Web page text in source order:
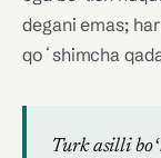
degani emas;
qoʻshimcha
Turk asilli